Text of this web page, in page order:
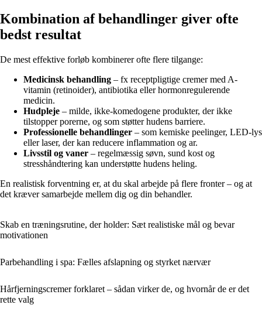
Kombination af behandlinger giver ofte
bedst resultat
De mest effektive forløb kombinerer ofte flere tilgange:
Medicinsk behandling – fx receptpligtige cremer med A-
vitamin (retinoider), antibiotika eller hormonregulerende
medicin.
Hudpleje – milde, ikke-komedogene produkter, der ikke
tilstopper porerne, og som støtter hudens barriere.
Professionelle behandlinger – som kemiske peelinger, LED-lys
eller laser, der kan reducere inflammation og ar.
Livsstil og vaner – regelmæssig søvn, sund kost og
stresshåndtering kan understøtte hudens heling.
En realistisk forventning er, at du skal arbejde på flere fronter – og at
det kræver samarbejde mellem dig og din behandler.
Skab en træningsrutine, der holder: Sæt realistiske mål og bevar
motivationen
Parbehandling i spa: Fælles afslapning og styrket nærvær
Hårfjerningscremer forklaret – sådan virker de, og hvornår de er det
rette valg